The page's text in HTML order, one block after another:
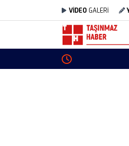
VİDEO GALERİ
2026 KPSS